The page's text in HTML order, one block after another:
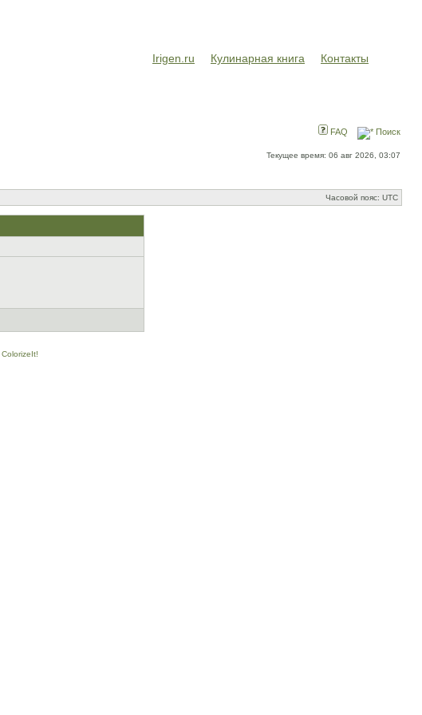
Irigen.ru Кулинарная книга Контакты
FAQ Поиск
Текущее время: 06 авг 2026, 03:07
Часовой пояс: UTC
ColorizeIt!